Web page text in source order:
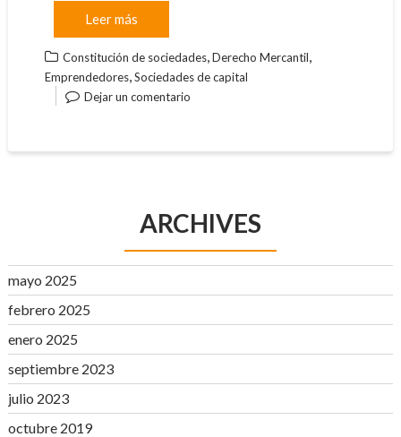
Leer más
Constitución de sociedades,Derecho Mercantil,
Emprendedores,Sociedades de capital
Dejar un comentario
ARCHIVES
mayo 2025
febrero 2025
enero 2025
septiembre 2023
julio 2023
octubre 2019